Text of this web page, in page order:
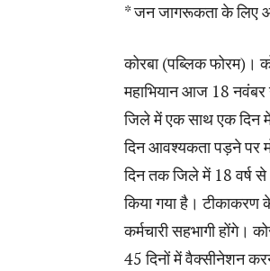
* जन जागरूकता के लिए
कोरबा (पब्लिक फोरम)।
महाभियान आज 18 नवंबर
जिले में एक साथ एक दिन
दिन आवश्यकता पड़ने पर
दिन तक जिले में 18 वर्ष से
किया गया है। टीकाकरण
कर्मचारी सहभागी
45 दिनों में वैक्सीनेशन